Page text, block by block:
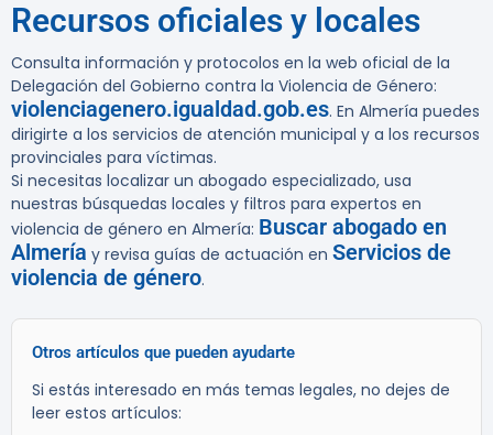
Recursos oficiales y locales
Consulta información y protocolos en la web oficial de la
Delegación del Gobierno contra la Violencia de Género:
violenciagenero.igualdad.gob.es. En Almería puedes
dirigirte a los servicios de atención municipal y a los recursos
provinciales para víctimas.
Si necesitas localizar un abogado especializado, usa
nuestras búsquedas locales y filtros para expertos en
violencia de género en Almería: Buscar abogado en
Almería y revisa guías de actuación en Servicios de
violencia de género.
Otros artículos que pueden ayudarte
Si estás interesado en más temas legales, no dejes de
leer estos artículos: